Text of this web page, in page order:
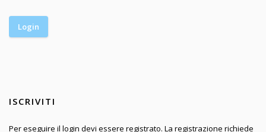
ISCRIVITI
Per eseguire il login devi essere registrato. La registrazione richiede